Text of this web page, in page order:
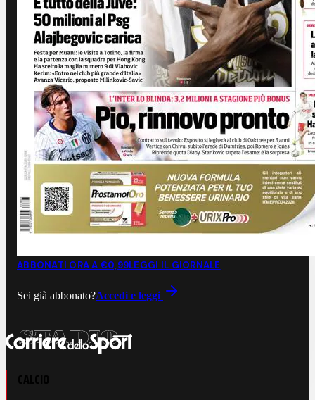
ABBONATI ORA A €0,99LEGGI IL GIORNALE
Sei già abbonato?Accedi e leggi